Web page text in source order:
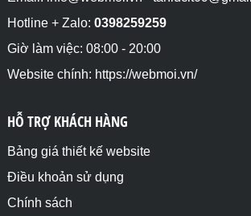
Hotline + Zalo: 0398259259
Giờ làm việc: 08:00 - 20:00
Website chính: https://webmoi.vn/
HỖ TRỢ KHÁCH HÀNG
Bảng giá thiết kế website
Điều khoản sử dụng
Chính sách